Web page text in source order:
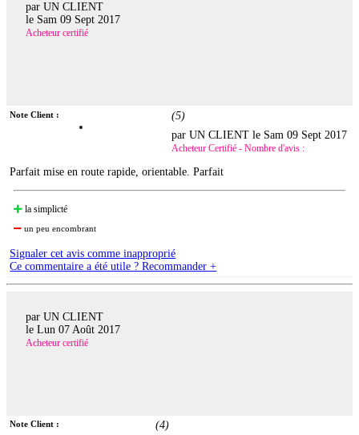
par UN CLIENT
le Sam 09 Sept 2017
Acheteur certifié
Note Client : (5)
par UN CLIENT le Sam 09 Sept 2017
Acheteur Certifié - Nombre d'avis :
Parfait mise en route rapide, orientable. Parfait
la simplicté
un peu encombrant
Signaler cet avis comme inapproprié
Ce commentaire a été utile ? Recommander +
par UN CLIENT
le Lun 07 Août 2017
Acheteur certifié
Note Client : (4)